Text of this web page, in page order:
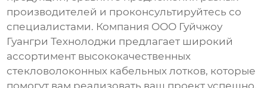
производителей и проконсультируйтесь со
специалистами. Компания ООО Гуйчжоу
Гуангри Технолоджи предлагает широкий
ассортимент высококачественных
стекловолоконных кабельных лотков, которые